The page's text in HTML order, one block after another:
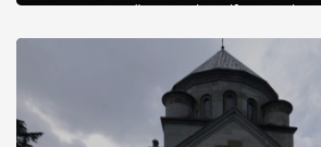
диктувати свої умови візантійському
Херсонесі Володимир-язичник, став
А потім було Хрещення Русі. На честь